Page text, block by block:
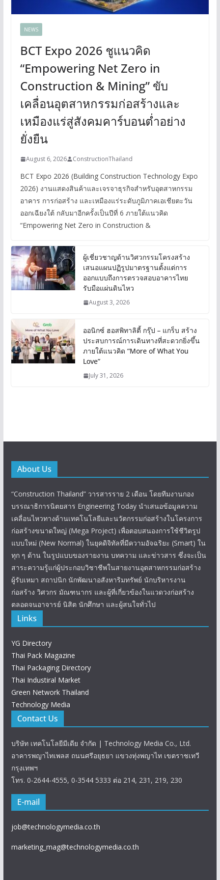
NEWS
BCT Expo 2026 ชูแนวคิด
“Empowering Net Zero in
Construction & Mining” ขับ
เคลื่อนอุตสาหกรรมก่อสร้างและ
เหมืองแร่สู่สังคมคาร์บอนต่ำอย่าง
ยั่งยืน
August 6, 2026 ConstructionThailand
BCT Expo 2026 (Building Construction Technology Expo
2026) งานแสดงสินค้าและเจรจาธุรกิจสำหรับอุตสาหกรรม
อาคาร การก่อสร้าง และเหมืองแร่ระดับภูมิภาคเอเชียตะวัน
ออกเฉียงใต้ กลับมาอีกครั้งเป็นปีที่ 6 ภายใต้แนวคิด
“Empowering Net Zero in Construction &
ผู้เชี่ยวชาญด้านวิศวกรรมโครงสร้าง
เสนอแผนปฏิรูปมาตรฐานตั้งแต่การ
ออกแบบถึงการตรวจสอบอาคารไทย
รับมือแผ่นดินไหว
August 3, 2026
ออนิกซ์ ฮอสพิทาลิตี้ กรุ๊ป – แกร็บ สร้าง
ประสบการณ์การเดินทางที่สะดวกยิ่งขึ้น
ภายใต้แนวคิด “More of What You
Love”
July 31, 2026
About Us
“Construction Thailand” วารสารราย 2 เดือน โดยทีมงานกอง
บรรณาธิการนิตยสาร Engineering Today นำเสนอข้อมูลความ
เคลื่อนไหวทางด้านเทคโนโลยีและนวัตกรรมก่อสร้างในโครงการ
ก่อสร้างขนาดใหญ่ (Mega Project) เพื่อตอบสนองการใช้ชีวิตรูป
แบบใหม่ (New Normal) ในยุคดิจิทัลที่มีความอัจฉริยะ (Smart) ใน
ทุก ๆ ด้าน ในรูปแบบของรายงาน บทความ และข่าวสาร ซึ่งจะเป็น
สาระความรู้แก่ผู้ประกอบวิชาชีพในสายงานอุตสาหกรรมก่อสร้าง
ผู้รับเหมา สถาปนิก นักพัฒนาอสังหาริมทรัพย์ นักบริหารงาน
ก่อสร้าง วิศวกร มัณฑนากร และผู้ที่เกี่ยวข้องในแวดวงก่อสร้าง
ตลอดจนอาจารย์ นิสิต นักศึกษา และผู้สนใจทั่วไป
Links
YG Directory
Thai Pack Magazine
Thai Packaging Directory
Thai Industiral Market
Green Network Thailand
Technology Media
Contact Us
บริษัท เทคโนโลยีมีเดีย จำกัด | Technology Media Co., Ltd.
อาคารพญาไทเพลส ถนนศรีอยุธยา แขวงทุ่งพญาไท เขตราชเทวี
กรุงเทพฯ
โทร. 0-2644-4555, 0-3544 5333 ต่อ 214, 231, 219, 230
E-mail
job@technologymedia.co.th
marketing_mag@technologymedia.co.th